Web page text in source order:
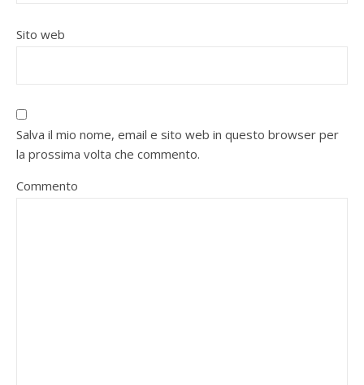
Sito web
Salva il mio nome, email e sito web in questo browser per
la prossima volta che commento.
Commento